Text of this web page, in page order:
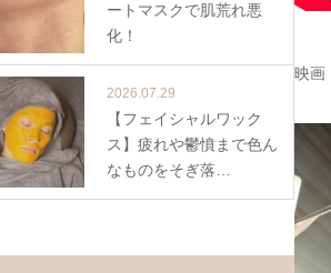
映画
ートマスクで肌荒れ悪
化！
2026.07.29
【フェイシャルワック
ス】疲れや鬱憤まで色ん
なものをそぎ落…